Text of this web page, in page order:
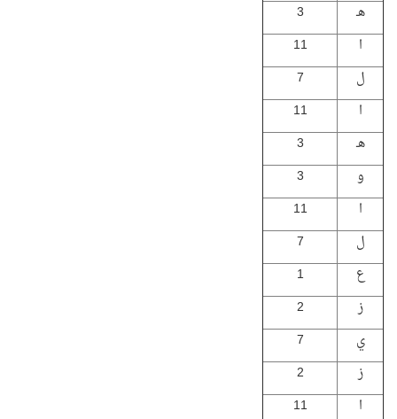
هـ
3
ا
11
ل
7
ا
11
هـ
3
و
3
ا
11
ل
7
ع
1
ز
2
ي
7
ز
2
ا
11